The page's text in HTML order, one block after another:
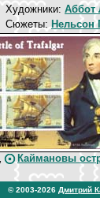
Художники: Аббот
Сюжеты:Нельсон
Каймановы
© 2003-2026 Дмитрий